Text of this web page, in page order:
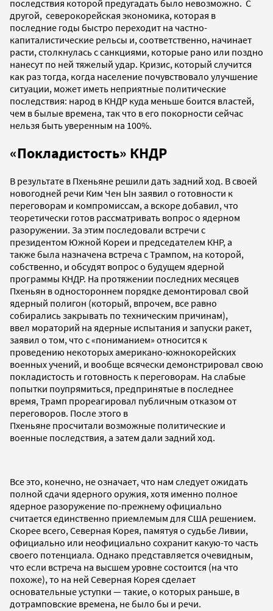
последствия которой предугадать было невозможно. С
другой, северокорейская экономика, которая в
последние годы быстро переходит на частно-
капиталистические рельсы и, соответственно, начинает
расти, столкнулась с санкциями, которые рано или поздно
нанесут по ней тяжелый удар. Кризис, который случится
как раз тогда, когда население почувствовало улучшение
ситуации, может иметь неприятные политические
последствия: народ в КНДР куда меньше боится властей,
чем в былые времена, так что в его покорности сейчас
нельзя быть уверенным на 100%.
«Покладистость» КНДР
В результате в Пхеньяне решили дать задний ход. В своей
новогодней речи Ким Чен Ын заявил о готовности к
переговорам и компромиссам, а вскоре добавил, что
теоретически готов рассматривать вопрос о ядерном
разоружении. За этим последовали встречи с
президентом Южной Кореи и председателем КНР, а
также была назначена встреча с Трампом, на которой,
собственно, и обсудят вопрос о будущем ядерной
программы КНДР. На протяжении последних месяцев
Пхеньян в одностороннем порядке демонтировал свой
ядерный полигон (который, впрочем, все равно
собирались закрывать по техническим причинам),
ввел мораторий на ядерные испытания и запуски ракет,
заявил о том, что с «пониманием» относится к
проведению некоторых американо-южнокорейских
военных учений, и вообще всячески демонстрировал свою
покладистость и готовность к переговорам. На слабые
попытки поупрямиться, предпринятые в последнее
время, Трамп прореагировал публичным отказом от
переговоров. После этого в
Пхеньяне просчитали возможные политические и
военные последствия, а затем дали задний ход.
Все это, конечно, не означает, что нам следует ожидать
полной сдачи ядерного оружия, хотя именно полное
ядерное разоружение по-прежнему официально
считается единственно приемлемым для США решением.
Скорее всего, Северная Корея, памятуя о судьбе Ливии,
официально или неофициально сохранит какую-то часть
своего потенциала. Однако представляется очевидным,
что если встреча на высшем уровне состоится (на что
похоже), то на ней Северная Корея сделает
основательные уступки — такие, о которых раньше, в
дотрамповские времена, не было бы и речи.